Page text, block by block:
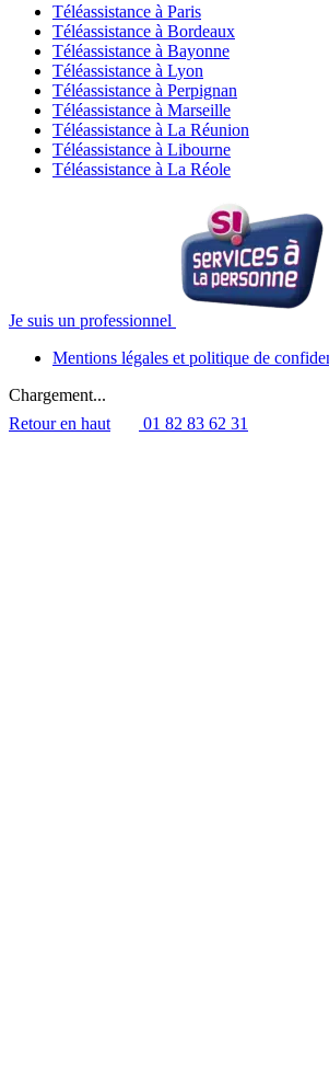
Téléassistance à Paris
Téléassistance à Bordeaux
Téléassistance à Bayonne
Téléassistance à Lyon
Téléassistance à Perpignan
Téléassistance à Marseille
Téléassistance à La Réunion
Téléassistance à Libourne
Téléassistance à La Réole
Je suis un professionnel
Mentions légales et politique de
Chargement...
Retour en haut
01 82 83 62 31